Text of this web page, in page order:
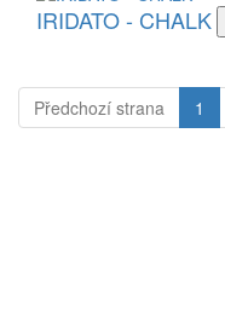
IRIDATO - CHALK
Předchozí strana 1